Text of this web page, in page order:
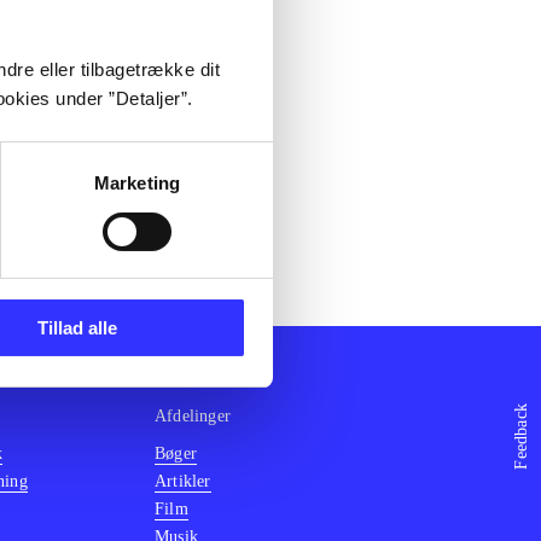
eller tilbagetrække dit
under ”Detaljer”.
Marketing
Tillad alle
Feedback
Afdelinger
Bøger
Artikler
Film
Musik